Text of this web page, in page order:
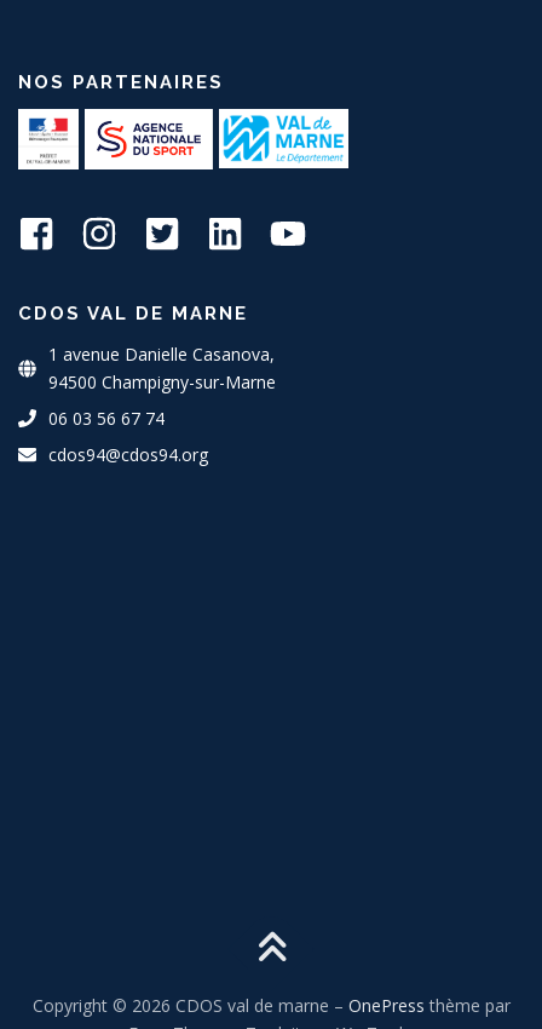
NOS PARTENAIRES
CDOS VAL DE MARNE
1 avenue Danielle Casanova,
94500 Champigny-sur-Marne
06 03 56 67 74
cdos94@cdos94.org
Copyright © 2026 CDOS val de marne – OnePress thème par